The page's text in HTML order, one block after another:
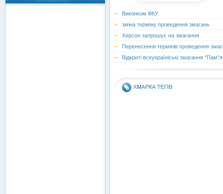
Виконком ФКУ
зміна терміну проведення змагань
Херсон запрошує на змагання
Перенесення термінів проведення
Відкриті всеукраїніські змагання